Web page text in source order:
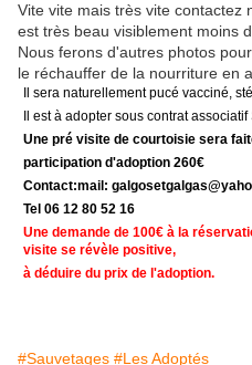
Vite vite mais très vite contactez
est très beau visiblement moins
Nous ferons d'autres photos
le réchauffer de la nourriture en
Il sera naturellement pucé vacciné,
Il est à adopter sous contrat
Une pré visite de courtoisie sera
participation d'adoption 260€
Contact:mail:
Tel 06 12 80 52 16
Une demande de 100€ à la
visite se révèle positive,
à déduire du prix de l'adoption.
#Sauvetages #Les Adoptés